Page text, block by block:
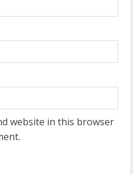
website in this browser